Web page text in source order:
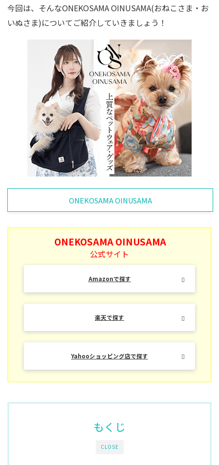
今回は、そんなONEKOSAMA OINUSAMA(おねこさま・お
いぬさま)についてご紹介していきましょう！
ONEKOSAMA OINUSAMA
ONEKOSAMA OINUSAMA
公式サイト
Amazonで探す
楽天で探す
Yahooショッピング店で探す
CLOSE
もくじ